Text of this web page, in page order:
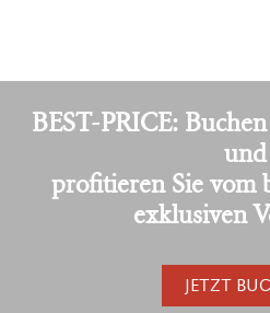
BEST-PRICE:
und
profitieren Sie vom
exklusiven
JETZT